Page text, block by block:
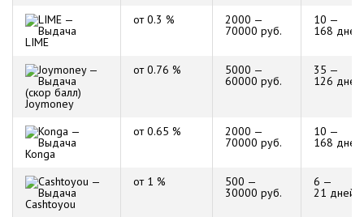
LIME
от 0.3 % 2000 —
70000 руб.
10 —
168 дней
Joymoney
от 0.76 % 5000 —
60000 руб.
35 —
126 дней
Konga
от 0.65 % 2000 —
70000 руб.
10 —
168 дней
Cashtoyou
от 1 % 500 —
30000 руб.
6 —
21 дней